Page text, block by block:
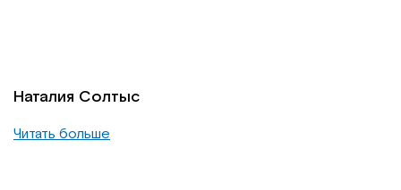
Наталия Солтыс
Читать больше